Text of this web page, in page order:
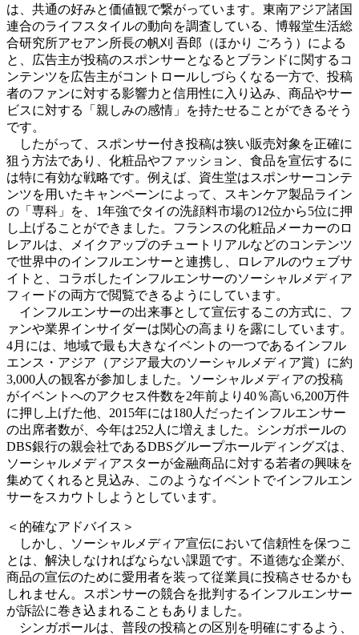
は、共通の好みと価値観で繋がっています。東南アジア諸国
連合のライフスタイルの動向を調査している、博報堂生活総
合研究所アセアン所長の帆刈 吾郎（ほかり ごろう）による
と、広告主が投稿のスポンサーとなるとブランドに関するコ
ンテンツを広告主がコントロールしづらくなる一方で、投稿
者のファンに対する影響力と信用性に入り込み、商品やサー
ビスに対する「親しみの感情」を持たせることができるそう
です。
したがって、スポンサー付き投稿は狭い販売対象を正確に
狙う方法であり、化粧品やファッション、食品を宣伝するに
は特に有効な戦略です。例えば、資生堂はスポンサーコンテ
ンツを用いたキャンペーンによって、スキンケア製品ライン
の「専科」を、1年強でタイの洗顔料市場の12位から5位に押
し上げることができました。フランスの化粧品メーカーのロ
レアルは、メイクアップのチュートリアルなどのコンテンツ
で世界中のインフルエンサーと連携し、ロレアルのウェブサ
イトと、コラボしたインフルエンサーのソーシャルメディア
フィードの両方で閲覧できるようにしています。
インフルエンサーの出来事として宣伝するこの方式に、フ
ァンや業界インサイダーは関心の高まりを露にしています。
4月には、地域で最も大きなイベントの一つであるインフル
エンス・アジア（アジア最大のソーシャルメディア賞）に約
3,000人の観客が参加しました。ソーシャルメディアの投稿
がイベントへのアクセス件数を2年前より40％高い6,200万件
に押し上げた他、2015年には180人だったインフルエンサー
の出席者数が、今年は252人に増えました。シンガポールの
DBS銀行の親会社であるDBSグループホールディングズは、
ソーシャルメディアスターが金融商品に対する若者の興味を
集めてくれると見込み、このようなイベントでインフルエン
サーをスカウトしようとしています。
＜的確なアドバイス＞
しかし、ソーシャルメディア宣伝において信頼性を保つこ
とは、解決しなければならない課題です。不道徳な企業が、
商品の宣伝のために愛用者を装って従業員に投稿させるかも
しれません。スポンサーの競合を批判するインフルエンサー
が訴訟に巻き込まれることもありました。
シンガポールは、普段の投稿との区別を明確にするよう、